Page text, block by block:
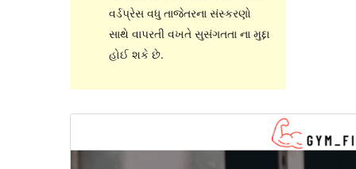
વર્ડપ્રેસ વધુ તાજેતરના સંસ્કરણો
સાથે વાપરતી વખતે સુસંગતતા ના મુદ્દા
હોઈ શકે છે.